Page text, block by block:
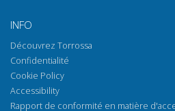
INFO
Découvrez Torrossa
Confidentialité
Cookie Policy
Accessibility
Rapport de conformité en matière